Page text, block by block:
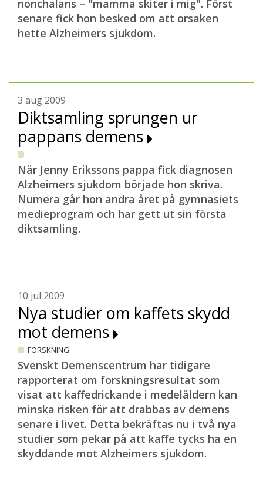
nonchalans – "mamma skiter i mig". Först
senare fick hon besked om att orsaken
hette Alzheimers sjukdom.
3 aug 2009
Diktsamling sprungen ur
pappans demens
När Jenny Erikssons pappa fick diagnosen
Alzheimers sjukdom började hon skriva.
Numera går hon andra året på gymnasiets
medieprogram och har gett ut sin första
diktsamling.
10 jul 2009
Nya studier om kaffets skydd
mot demens
FORSKNING
Svenskt Demenscentrum har tidigare
rapporterat om forskningsresultat som
visat att kaffedrickande i medelåldern kan
minska risken för att drabbas av demens
senare i livet. Detta bekräftas nu i två nya
studier som pekar på att kaffe tycks ha en
skyddande mot Alzheimers sjukdom.